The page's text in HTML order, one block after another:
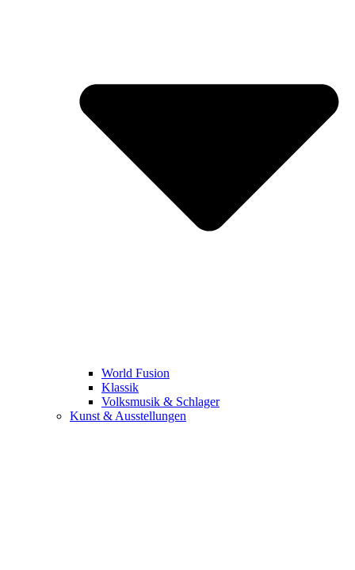
World Fusion
Klassik
Volksmusik & Schlager
Kunst & Ausstellungen